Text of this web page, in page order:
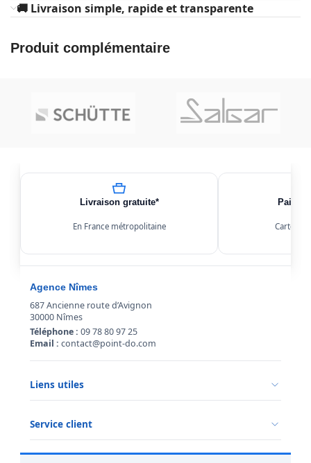
🚚 Livraison simple, rapide et transparente
Produit complémentaire
Livraison gratuite*
En France métropolitaine Carte,
Agence Nîmes
687 Ancienne route d’Avignon
30000 Nîmes
Téléphone : 09 78 80 97 25
Email : contact@point-do.com
Liens utiles
Conditions générales de vente
Mentions légales
Service client